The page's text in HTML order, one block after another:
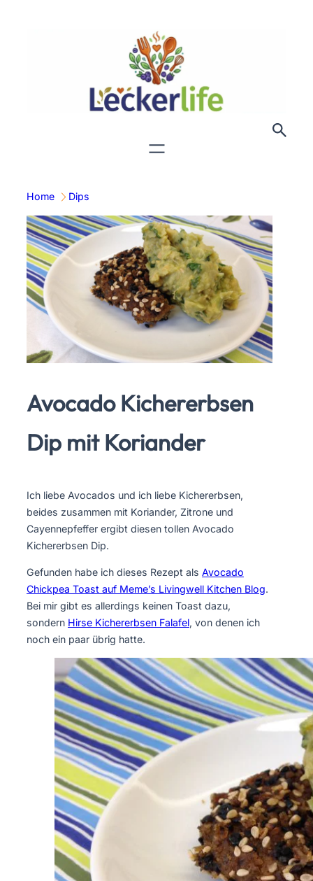
Home Dips
Avocado Kichererbsen
Dip mit Koriander
Ich liebe Avocados und ich liebe Kichererbsen,
beides zusammen mit Koriander, Zitrone und
Cayennepfeffer ergibt diesen tollen Avocado
Kichererbsen Dip.
Gefunden habe ich dieses Rezept als Avocado
Chickpea Toast auf Meme’s Livingwell Kitchen Blog.
Bei mir gibt es allerdings keinen Toast dazu,
sondern Hirse Kichererbsen Falafel, von denen ich
noch ein paar übrig hatte.